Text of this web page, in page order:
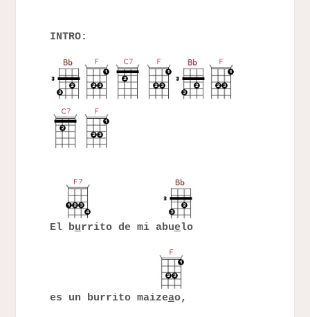
INTRO:
El burrito de mi abuelo
es un burrito maizeao,